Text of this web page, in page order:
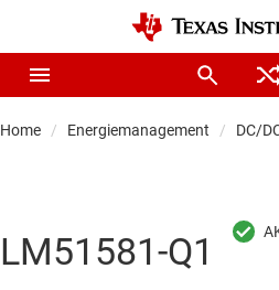
Home Energiemanagement DC/
LM51581-Q1